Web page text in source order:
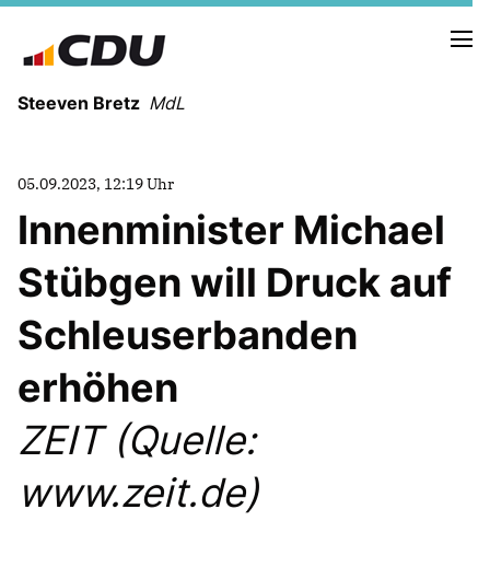
Steeven Bretz MdL
VITA
WAHLKREISBESUCHE
PRESSEFOTOS
MEIN BÜRGERBÜRO
MEIN WAHLKREIS
ZIELE
Redebeiträge
Anträge CDU
05.09.2023, 12:19 Uhr
Innenminister Michael
Stübgen will Druck auf
Schleuserbanden
erhöhen
ZEIT (Quelle:
www.zeit.de)